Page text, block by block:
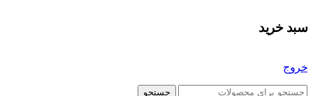
سبد خرید
خروج
جستجو